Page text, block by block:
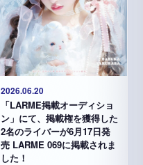
2026.06.20
「LARME掲載オーディショ
ン」にて、掲載権を獲得した
2名のライバーが6月17日発
売 LARME 069に掲載されま
した！